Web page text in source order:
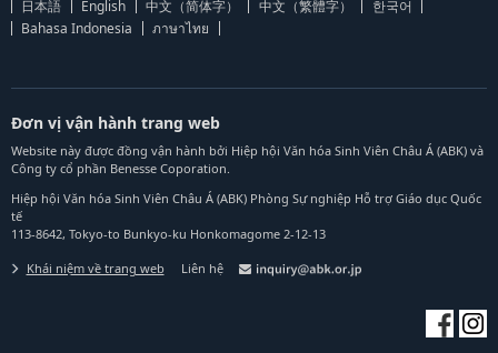
日本語 English 中文（简体字） 中文（繁體字）
한국어
Bahasa Indonesia
ภาษาไทย
Đơn vị vận hành trang web
Website này được đồng vận hành bởi Hiệp hội Văn hóa Sinh Viên Châu Á (ABK) và
Công ty cổ phần Benesse Coporation.
Hiệp hội Văn hóa Sinh Viên Châu Á (ABK) Phòng Sự nghiệp Hỗ trợ Giáo dục Quốc
tế
113-8642, Tokyo-to Bunkyo-ku Honkomagome 2-12-13
Khái niệm về trang web Liên hệ